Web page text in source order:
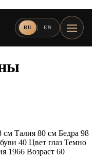
RU EN
Талия 80 см Бедра 98
40 Цвет глаз Темно
1966 Возраст 60